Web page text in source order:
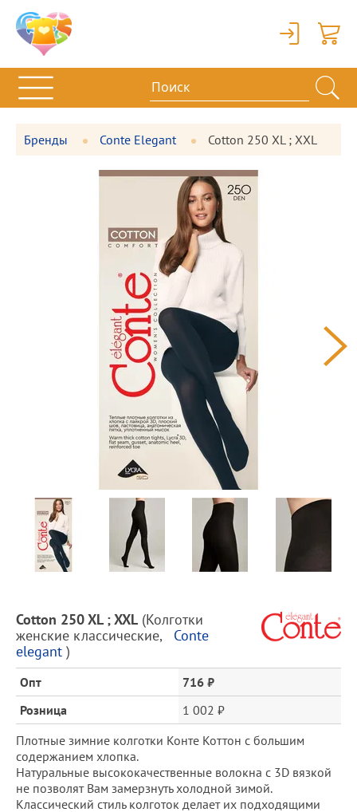
Вход
Бренды Conte Elegant Cotton 250 XL ; XXL
Фотографии
товара
Предпросмотр
фотографий
Описание
товара
и
цена
Cotton 250 XL ; XXL (Колготки
женские классические,
Conte
elegant )
Опт
716 ₽
Розница
1 002 ₽
Плотные зимние колготки Конте Коттон с большим
содержанием хлопка.
Натуральные высококачественные волокна с 3D вязкой
не позволят Вам замерзнуть холодной зимой.
Классический стиль колготок делает их подходящими